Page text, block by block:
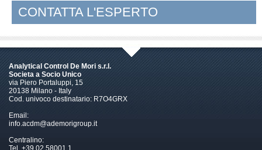
CONTATTA L'ESPERTO
Analytical Control De Mori s.r.l.
Societa a Socio Unico
via Piero Portaluppi, 15
20138 Milano - Italy
Cod. univoco destinatario: R7O4GRX
Email:
info.acdm@ademorigroup.it
Centralino:
Tel. +39 02.58001.1